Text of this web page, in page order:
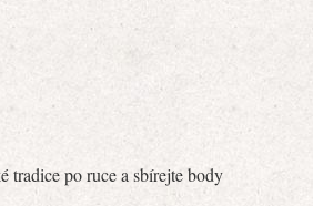
tradice po ruce a sbírejte body